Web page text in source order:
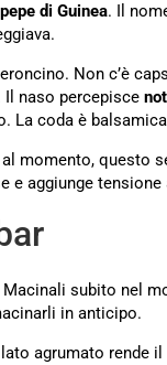
pepe di Guinea. Il
Non c’è
naso percepisce
La coda è
momento, questo
e aggiunge
subito nel
in anticipo.
agrumato rende